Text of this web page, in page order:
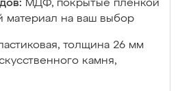
МДФ, покрытые плёнкой
материал на ваш выбор
толщина 26 мм
камня,